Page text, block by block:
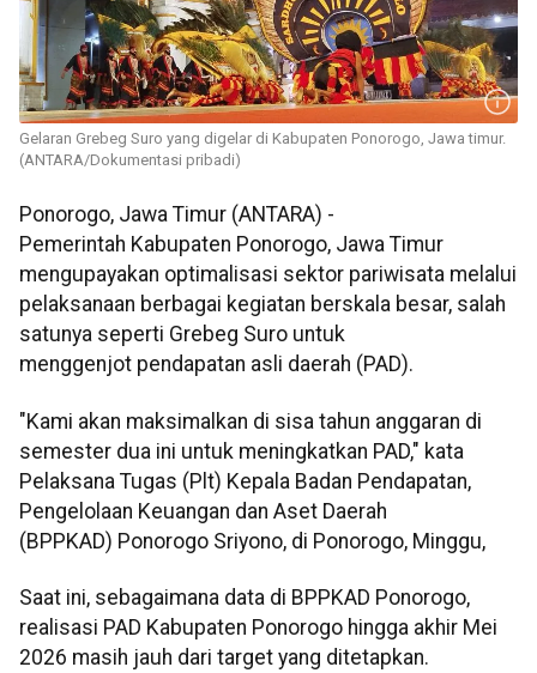
Gelaran Grebeg Suro yang digelar di Kabupaten Ponorogo, Jawa timur.
(ANTARA/Dokumentasi pribadi)
Ponorogo, Jawa Timur (ANTARA) -
Pemerintah Kabupaten Ponorogo, Jawa Timur
mengupayakan optimalisasi sektor pariwisata melalui
pelaksanaan berbagai kegiatan berskala besar, salah
satunya seperti Grebeg Suro untuk
menggenjot pendapatan asli daerah (PAD).
"Kami akan maksimalkan di sisa tahun anggaran di
semester dua ini untuk meningkatkan PAD," kata
Pelaksana Tugas (Plt) Kepala Badan Pendapatan,
Pengelolaan Keuangan dan Aset Daerah
(BPPKAD) Ponorogo Sriyono, di Ponorogo, Minggu,
Saat ini, sebagaimana data di BPPKAD Ponorogo,
realisasi PAD Kabupaten Ponorogo hingga akhir Mei
2026 masih jauh dari target yang ditetapkan.